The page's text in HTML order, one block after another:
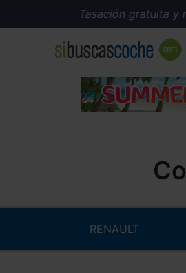
Tasación gratuita y